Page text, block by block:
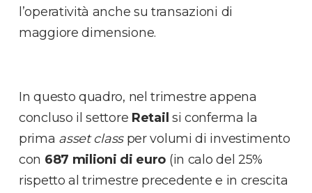
l’operatività anche su transazioni di
maggiore dimensione.
In questo quadro, nel trimestre appena
concluso il settore Retail si conferma la
prima asset classper volumi di investimento
con 687 milioni di euro (in calo del 25%
rispetto al trimestre precedente e in crescita